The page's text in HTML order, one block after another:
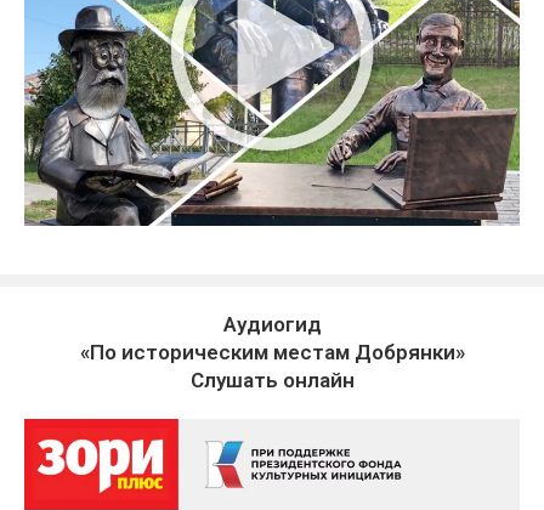
Аудиогид
«По историческим местам Добрянки»
Слушать онлайн